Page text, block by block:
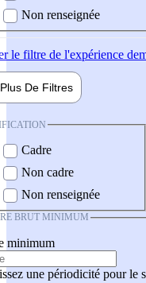
Non renseignée
le filtre de l'expérience
Plus De Filtres
Cadre
Non cadre
Non renseignée
BRUT MINIMUM
minimum
une périodicité pour le